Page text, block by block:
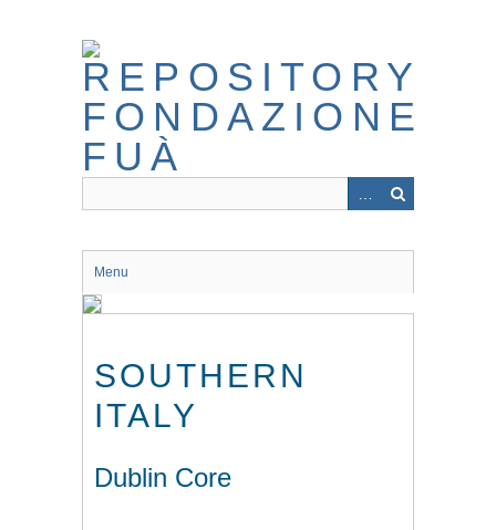
Menu
SOUTHERN
ITALY
Dublin Core